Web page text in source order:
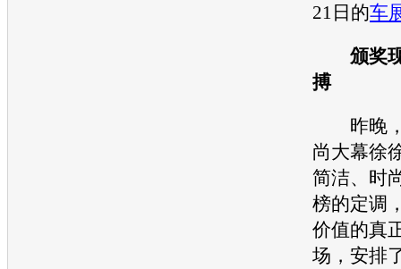
21日的车
颁奖
搏
昨晚，
尚大幕徐
简洁、时
榜的定调
价值的真
场，安排